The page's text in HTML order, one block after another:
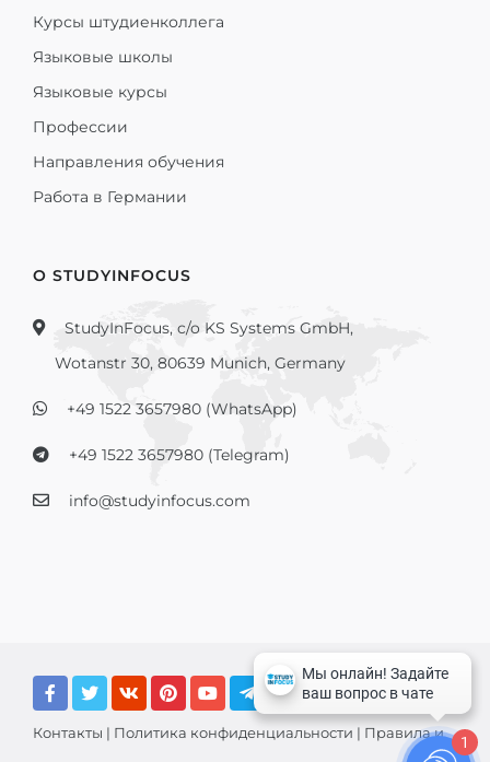
Курсы штудиенколлега
Языковые школы
Языковые курсы
Профессии
Направления обучения
Работа в Германии
О STUDYINFOCUS
StudyInFocus, c/o KS Systems GmbH,
Wotanstr 30, 80639 Munich, Germany
+49 1522 3657980 (WhatsApp)
+49 1522 3657980 (Telegram)
info@studyinfocus.com
Контакты | Политика конфиденциальности | Правила и
1